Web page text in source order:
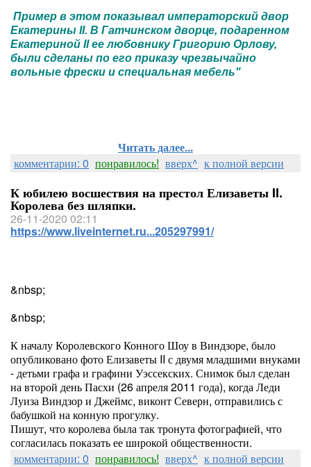
Пример в этом показывал императорский двор
Екатерины II. В Гатчинском дворце, подаренном
Екатериной II ее любовнику Григорию Орлову,
были сделаны по его приказу чрезвычайно
вольные фрески и специальная мебель"
Читать далее...
комментарии: 0 понравилось! вверх^ к полной версии
К юбилею восшествия на престол Елизаветы II.
Королева без шляпки.
26-11-2020 02:11
https://www.liveinternet.ru...205297991/
&nbsp;
&nbsp;
К началу Королевского Конного Шоу в Виндзоре, было
опубликовано фото Елизаветы II с двумя младшими внуками
- детьми графа и графини Уэссекских. Снимок был сделан
на второй день Пасхи (26 апреля 2011 года), когда Леди
Луиза Виндзор и Джеймс, виконт Северн, отправились с
бабушкой на конную прогулку.
Пишут, что королева была так тронута фотографией, что
согласилась показать ее широкой общественности.
комментарии: 0 понравилось! вверх^ к полной версии